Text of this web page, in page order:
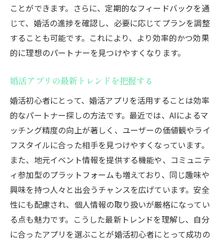
ことができます。さらに、定期的なフィードバックを通
じて、婚活の進捗を確認し、必要に応じてプランを調整
することも可能です。これにより、より効率的かつ効果
的に理想のパートナーを見つけやすくなります。
婚活アプリの最新トレンドを把握する
婚活初心者にとって、婚活アプリを活用することは効率
的なパートナー探しの方法です。最近では、AIによるマ
ッチング精度の向上が著しく、ユーザーの価値観やライ
フスタイルに合った相手を見つけやすくなっています。
また、地元イベント情報を提供する機能や、コミュニテ
ィ参加型のプラットフォームも増えており、同じ趣味や
興味を持つ人々と出会うチャンスを広げています。安全
性にも配慮され、個人情報の取り扱いが厳格になってい
る点も魅力です。こうした最新トレンドを理解し、自分
に合ったアプリを選ぶことが婚活初心者にとって成功の